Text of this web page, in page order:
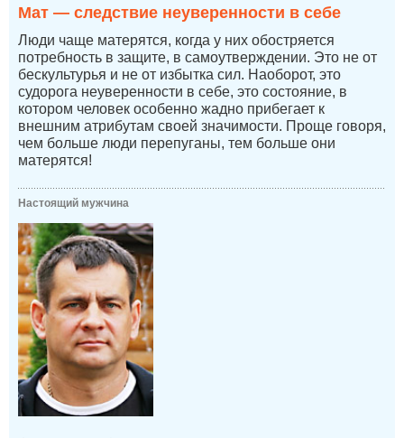
Мат — следствие неуверенности в себе
Люди чаще матерятся, когда у них обостряется
потребность в защите, в самоутверждении. Это не от
бескультурья и не от избытка сил. Наоборот, это
судорога неуверенности в себе, это состояние, в
котором человек особенно жадно прибегает к
внешним атрибутам своей значимости. Проще говоря,
чем больше люди перепуганы, тем больше они
матерятся!
Настоящий мужчина